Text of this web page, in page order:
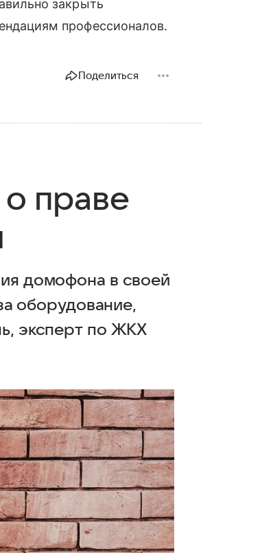
закрыть
профессионалов.
Поделиться
праве
домофона в своей
оборудование,
эксперт по ЖКХ